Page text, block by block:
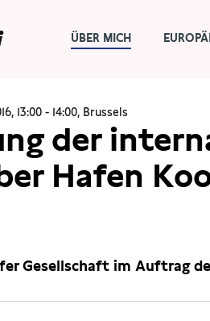
ÜBER MICH
13:00 - 14:00, Brussels
der
Hafen
Gesellschaft im Auftrag